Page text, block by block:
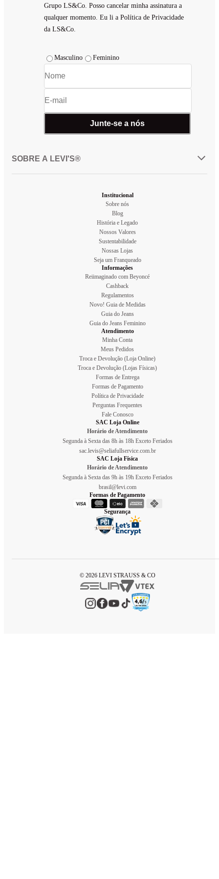
• Opte por uma jaqueta corta-vento colorida.
• Vista uma camiseta esportiva, leggings e tênis modernos.
Grupo LS&Co. Posso cancelar minha assinatura a
qualquer momento. Eu li a Política de Privacidade
da LS&Co.
Masculino Feminino
Junte-se a nós
SOBRE A LEVI'S®
Institucional
Sobre nós
Blog
História e Legado
Nossos Valores
Sustentabilidade
Nossas Lojas
Seja um Franqueado
Informações
Reiimaginado com Beyoncé
Cashback
Regulamentos
Novo! Guia de Medidas
Guia do Jeans
Guia do Jeans Feminino
Atendimento
Minha Conta
Meus Pedidos
Troca e Devolução (Loja Online)
Troca e Devolução (Lojas Físicas)
Formas de Entrega
Formas de Pagamento
Política de Privacidade
Perguntas Frequentes
Fale Conosco
SAC Loja Online
Horário de Atendimento
Segunda à Sexta das 8h às 18h Exceto Feriados
sac.levis@seliafullservice.com.br
SAC Loja Física
Horário de Atendimento
Segunda à Sexta das 9h às 19h Exceto Feriados
brasil@levi.com
Formas de Pagamento
Segurança
© 2026 LEVI STRAUSS & CO